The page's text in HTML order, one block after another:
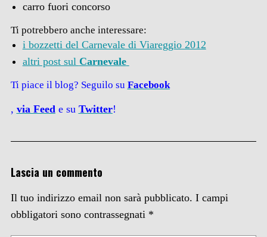
carro fuori concorso
Ti potrebbero anche interessare:
i bozzetti del Carnevale di Viareggio 2012
altri post sul Carnevale
Ti piace il blog? Seguilo su Facebook
, via Feede su Twitter!
Lascia un commento
Il tuo indirizzo email non sarà pubblicato. I campi
obbligatori sono contrassegnati *